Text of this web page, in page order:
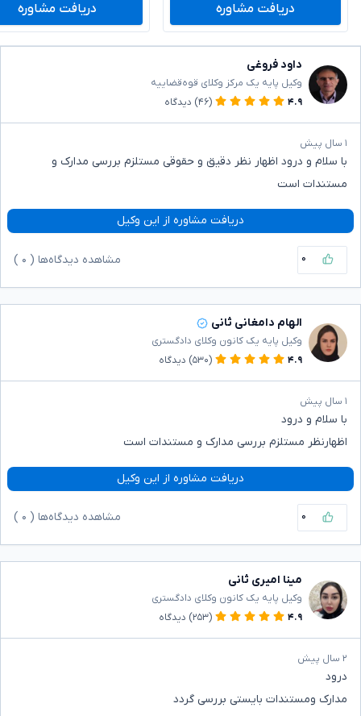
دریافت مشاوره دریافت مشاوره
داود فروغی
وکیل پایه یک مرکز وکلای قوه‌قضاییه
۴.۹
(۴۶) دیدگاه
۱ سال پیش
با سلام و درود اظهار نظر دقیق و حقوقی مستلزم بررسی مدارک و
مستندات است
دریافت مشاوره از این وکیل
۰ مشاهده دیدگاه‌ها ( ۰
الهام دامغانی ثانی
وکیل پایه یک کانون وکلای دادگستری
۴.۹
(۵۳۰) دیدگاه
۱ سال پیش
با سلام و درود
اظهارنظر مستلزم بررسی مدارک و مستندات است
دریافت مشاوره از این وکیل
۰ مشاهده دیدگاه‌ها ( ۰
مینا امیری ثانی
وکیل پایه یک کانون وکلای دادگستری
۴.۹
(۲۵۳) دیدگاه
۲ سال پیش
درود
مدارک و‌مستندات بایستی بررسی گردد